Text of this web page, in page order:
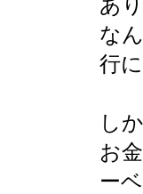
あ
な
行
し
お
ー